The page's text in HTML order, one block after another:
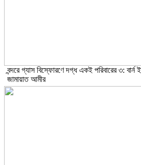
বন্দরে গ্যাস বিস্ফোরণে দগ্ধ একই পরিবারের ৩: বার্ন
জামায়াত আমীর